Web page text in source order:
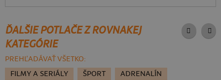
ĎALŠIE POTLAČE Z ROVNAKEJ
KATEGÓRIE
PREHĽADÁVAŤ VŠETKO:
FILMY A SERIÁLY
ŠPORT ADRENALÍN